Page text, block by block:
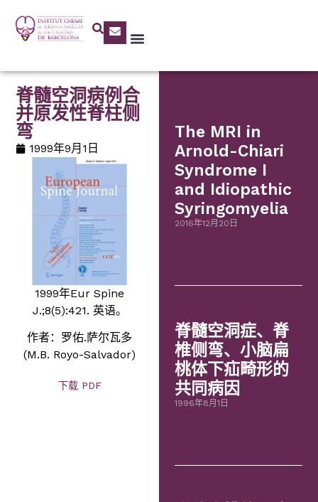
脊髓空洞病例合
并原发性脊柱侧
弯
1999年9月1日
1999年Eur Spine
J.;8(5):421. 英语。
作者：罗佑.萨尔瓦多
(M.B. Royo-Salvador)
下载 PDF
The MRI in
Arnold-Chiari
Syndrome I
and Idiopathic
Syringomyelia
2016年12月20日
脊髓空洞症、脊
椎侧弯、小脑扁
桃体下疝畸形的
共同病因
1996年8月1日